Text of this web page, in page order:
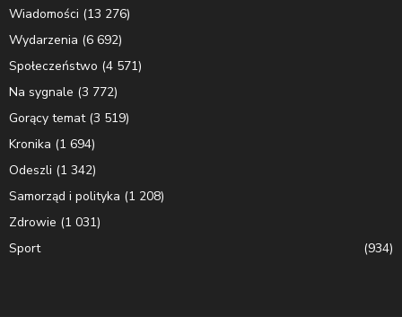
Wiadomości (13 276)
Wydarzenia (6 692)
Społeczeństwo (4 571)
Na sygnale (3 772)
Gorący temat(3 519)
Kronika (1 694)
Odeszli (1 342)
Samorząd i polityka (1 208)
Zdrowie (1 031)
Sport
(934)